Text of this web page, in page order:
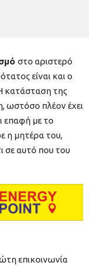
στο αριστερό
είναι και ο
κατάσταση της
ωστόσο πλέον έχει
επαφή με το
η μητέρα του,
σε αυτό που του
επικοινωνία